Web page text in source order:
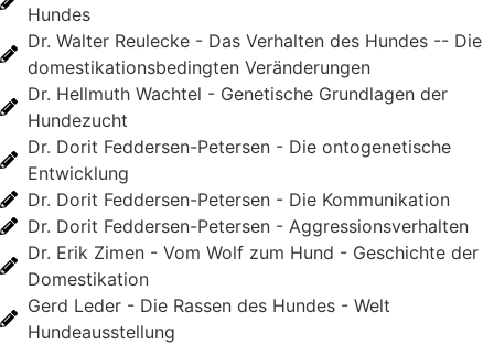
Hundes
Dr. Walter Reulecke - Das Verhalten des Hundes -- Die
domestikationsbedingten Veränderungen
Dr. Hellmuth Wachtel - Genetische Grundlagen der
Hundezucht
Dr. Dorit Feddersen-Petersen - Die ontogenetische
Entwicklung
Dr. Dorit Feddersen-Petersen - Die Kommunikation
Dr. Dorit Feddersen-Petersen - Aggressionsverhalten
Dr. Erik Zimen - Vom Wolf zum Hund - Geschichte der
Domestikation
Gerd Leder - Die Rassen des Hundes - Welt
Hundeausstellung